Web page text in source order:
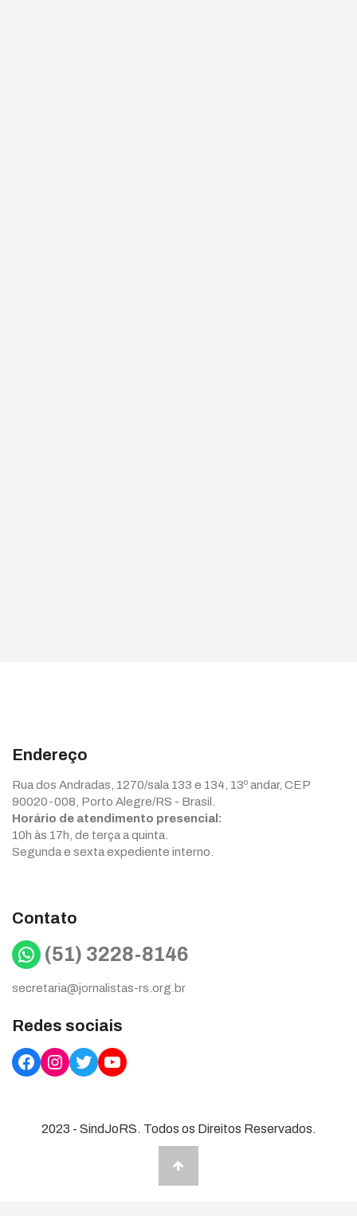
Endereço
Rua dos Andradas, 1270/sala 133 e 134, 13º andar, CEP
90020-008, Porto Alegre/RS - Brasil.
Horário de atendimento presencial:
10h às 17h, de terça a quinta.
Segunda e sexta expediente interno.
Contato
WhatsApp
(51) 3228-8146
secretaria@jornalistas-rs.org.br
Redes sociais
Facebook
Instagram
TwitterYouTube
2023 - SindJoRS. Todos os Direitos Reservados.